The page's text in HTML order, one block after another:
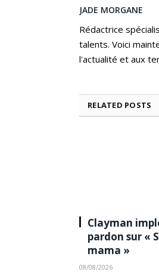
JADE MORGANE
Rédactrice
talents. Voici
l'actualité et aux
RELATED POSTS
Clayman
pardon sur «
mama »
08/08/2026